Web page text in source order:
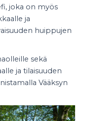
joka on myös
ja
huippujen
sekä
ja tilaisuuden
Vääksyn